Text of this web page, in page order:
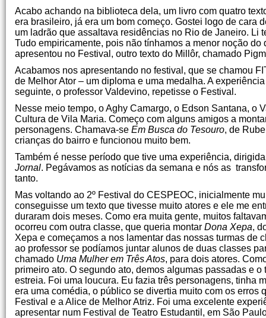
Acabo achando na biblioteca dela, um livro com quatro
era brasileiro, já era um bom começo. Gostei logo de cara
um ladrão que assaltava residências no Rio de Janeiro. Li
Tudo empiricamente, pois não tínhamos a menor noção
apresentou no Festival, outro texto do Millôr, chamado
Acabamos nos apresentando no festival, que se chamou
de Melhor Ator – um diploma e uma medalha. A
seguinte, o professor Valdevino, repetisse o Festival.
Nesse meio tempo, o Aghy Camargo, o Edson Santana, o
Cultura de Vila Maria. Começo com alguns amigos a
personagens. Chamava-se Em Busca do Tesouro, de
crianças do bairro e funcionou muito bem.
Também é nesse período que tive uma experiência,
Jornal. Pegávamos as notícias da semana e nós as
tanto.
Mas voltando ao 2º Festival do CESPEOC, inicialmente
conseguisse um texto que tivesse muito atores e ele me
duraram dois meses. Como era muita gente, muitos
ocorreu com outra classe, que queria montar Dona Xepa,
Xepa e começamos a nos lamentar das nossas turmas de
ao professor se podíamos juntar alunos de duas classes
chamado Uma Mulher em Três Atos, para dois atores.
primeiro ato. O segundo ato, demos algumas passadas e
estreia. Foi uma loucura. Eu fazia três personagens, tinha
era uma comédia, o público se divertia muito com os erros
Festival e a Alice de Melhor Atriz. Foi uma excelente
apresentar num Festival de Teatro Estudantil, em São